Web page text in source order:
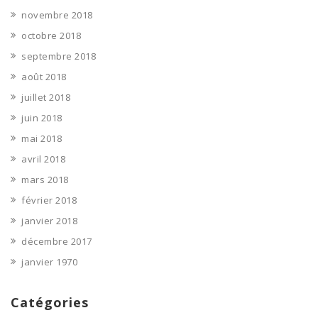
novembre 2018
octobre 2018
septembre 2018
août 2018
juillet 2018
juin 2018
mai 2018
avril 2018
mars 2018
février 2018
janvier 2018
décembre 2017
janvier 1970
Catégories